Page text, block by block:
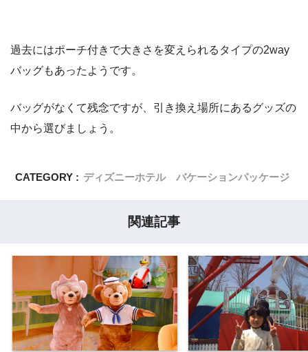
過去にはポーチ付きで大きさを変えられるタイプの2way
バッグもあったようです。
バッグがなくて残念ですが、引き換え場所にあるグッズの
中から選びましょう。
CATEGORY : ディズニーホテル バケーションパッケージ
関連記事